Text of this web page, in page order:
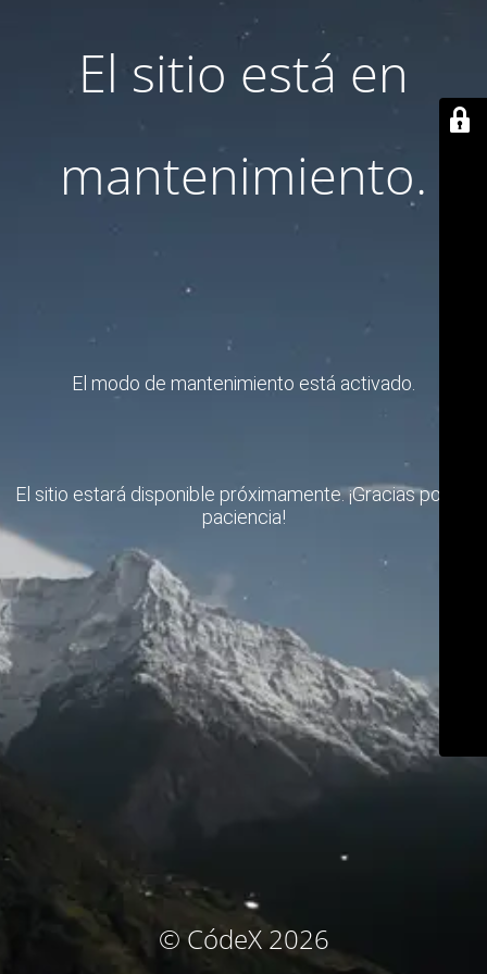
El sitio está en
mantenimiento.
El modo de mantenimiento está activado.
El sitio estará disponible próximamente. ¡Gracias por su
paciencia!
© CódeX 2026